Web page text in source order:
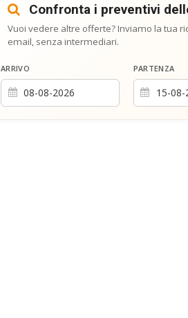
Confronta i preventivi
Vuoi vedere altre offerte? Inviamo la tua
email, senza intermediari.
ARRIVO PARTENZA